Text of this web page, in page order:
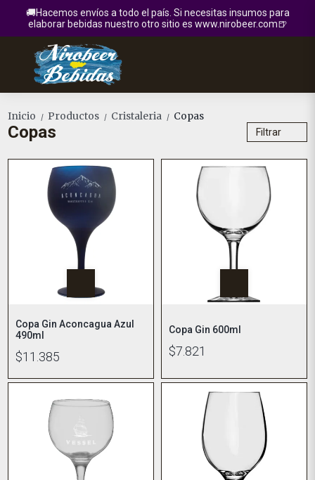
🚚Hacemos envíos a todo el país. Si necesitas insumos para
elaborar bebidas nuestro otro sitio es www.nirobeer.com🍺
Inicio / Productos / Cristaleria / Copas
Copas Filtrar
Copa Gin Aconcagua Azul
490ml
$11.385
Copa Gin 600ml
$7.821